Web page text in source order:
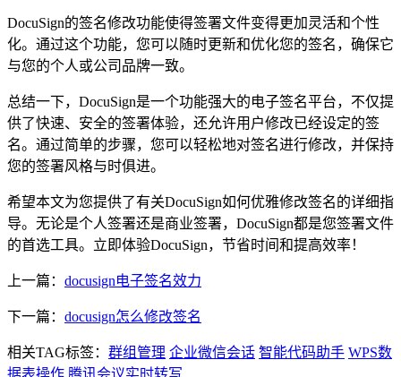
DocuSign的签名修改功能使得签署文件变得更加灵活和个性
化。通过这个功能，您可以随时更新和优化您的签名，确保它
与您的个人或公司品牌一致。
总结一下，DocuSign是一个功能强大的电子签名平台，不仅提
供了快速、安全的签署体验，还允许用户修改已经设定的签
名。通过简单的步骤，您可以轻松地对签名进行修改，并保持
您的签署风格与时俱进。
希望本文为您提供了有关DocuSign如何优雅修改签名的详细指
导。无论是个人签署还是商业签署，DocuSign都是您签署文件
的首选工具。立即体验DocuSign，节省时间和提高效率！
上一篇： docusign电子签名效力
下一篇： docusign怎么修改签名
相关TAG标签： 群组管理 企业微信会话 智能代码助手 WPS数
据表操作 腾讯会议实时转写